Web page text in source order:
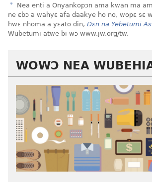
a Nea enti a Onyankopɔn ama kwan ma
ne ɛbɔ a wahyɛ afa daakye ho no, wopɛ sɛ
hwɛ nhoma a yɛato din, Dɛn na Yebetumi
Wubetumi atwe bi wɔ www.jw.org/tw.
WOWƆ NEA